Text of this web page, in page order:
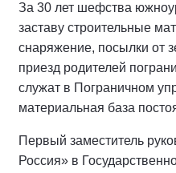
За 30 лет шефства
заставу строительные
снаряжение, посылки от
приезд родителей
служат в Пограничном
материальная база
Первый заместитель
Россия» в